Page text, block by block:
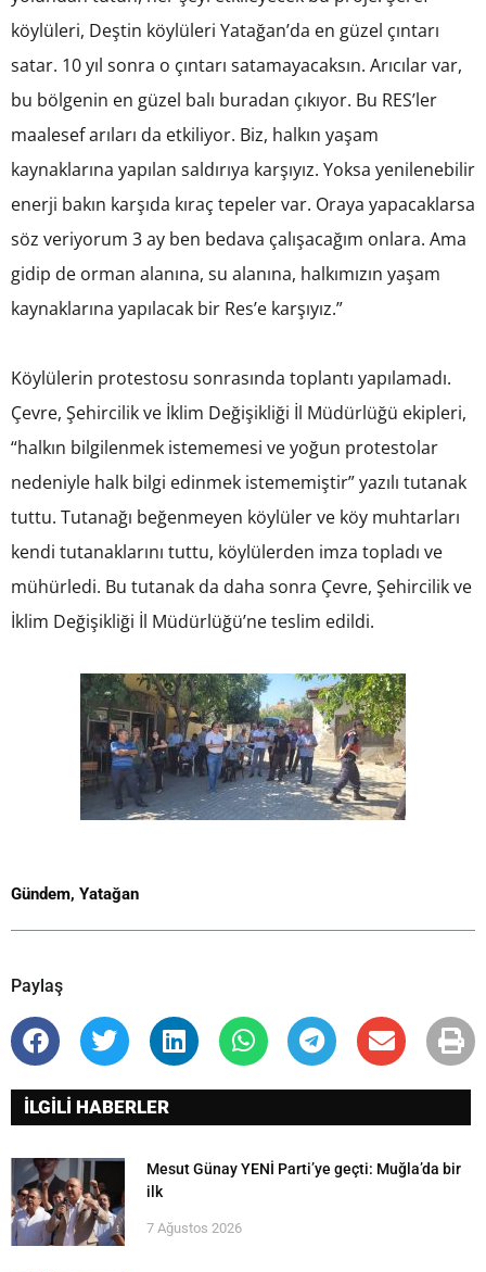
köylüleri, Deştin köylüleri Yatağan’da en güzel çıntarı
satar. 10 yıl sonra o çıntarı satamayacaksın. Arıcılar var,
bu bölgenin en güzel balı buradan çıkıyor. Bu RES’ler
maalesef arıları da etkiliyor. Biz, halkın yaşam
kaynaklarına yapılan saldırıya karşıyız. Yoksa yenilenebilir
enerji bakın karşıda kıraç tepeler var. Oraya yapacaklarsa
söz veriyorum 3 ay ben bedava çalışacağım onlara. Ama
gidip de orman alanına, su alanına, halkımızın yaşam
kaynaklarına yapılacak bir Res’e karşıyız.”
Köylülerin protestosu sonrasında toplantı yapılamadı.
Çevre, Şehircilik ve İklim Değişikliği İl Müdürlüğü ekipleri,
“halkın bilgilenmek istememesi ve yoğun protestolar
nedeniyle halk bilgi edinmek istememiştir” yazılı tutanak
tuttu. Tutanağı beğenmeyen köylüler ve köy muhtarları
kendi tutanaklarını tuttu, köylülerden imza topladı ve
mühürledi. Bu tutanak da daha sonra Çevre, Şehircilik ve
İklim Değişikliği İl Müdürlüğü’ne teslim edildi.
Gündem, Yatağan
Paylaş
İLGİLİ HABERLER
Mesut Günay YENİ Parti’ye geçti: Muğla’da bir
ilk
7 Ağustos 2026